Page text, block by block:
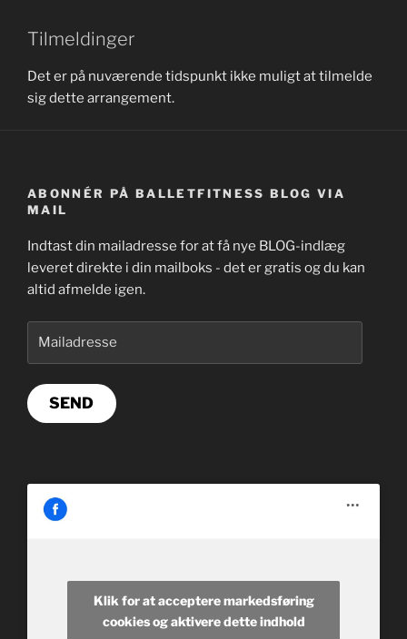
Tilmeldinger
Det er på nuværende tidspunkt ikke muligt at tilmelde
sig dette arrangement.
ABONNÉR PÅ BALLETFITNESS BLOG VIA
MAIL
Indtast din mailadresse for at få nye BLOG-indlæg
leveret direkte i din mailboks - det er gratis og du kan
altid afmelde igen.
SEND
Klik for at acceptere markedsføring
cookies og aktivere dette indhold